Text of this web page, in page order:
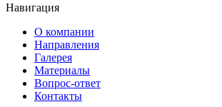
Навигация
О компании
Направления
Галерея
Материалы
Вопрос-ответ
Контакты